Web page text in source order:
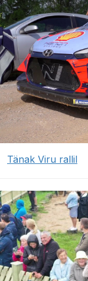
Tänak Viru rallil